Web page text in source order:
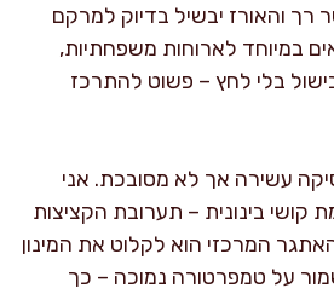
רך והאורז יבשיל בדיוק למרקם
במיוחד לארוחות משפחתיות,
בלי לחץ – פשוט להתרכז
עשירה אך לא מסובכת. אני
קושי בינונית – תערובת הקציצות
המרכזי הוא לקלוט את המינון
על טמפרטורה נמוכה – כך